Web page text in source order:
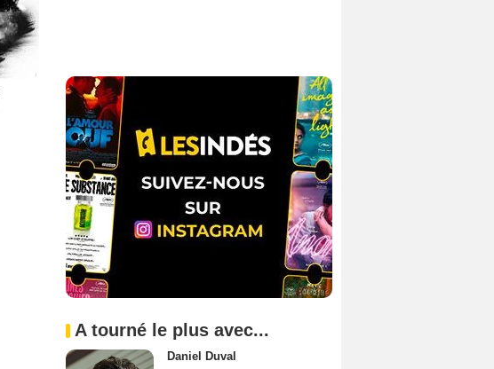
A tourné le plus avec...
Daniel Duval